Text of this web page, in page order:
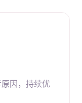
因，持续优